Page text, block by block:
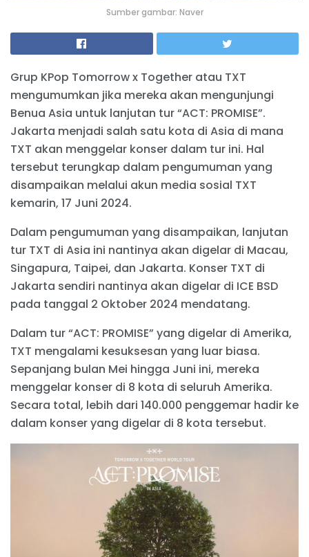
Sumber gambar: Naver
Grup KPop Tomorrow x Together atau TXT
mengumumkan jika mereka akan mengunjungi
Benua Asia untuk lanjutan tur “ACT: PROMISE”.
Jakarta menjadi salah satu kota di Asia di mana
TXT akan menggelar konser dalam tur ini. Hal
tersebut terungkap dalam pengumuman yang
disampaikan melalui akun media sosial TXT
kemarin, 17 Juni 2024.
Dalam pengumuman yang disampaikan, lanjutan
tur TXT di Asia ini nantinya akan digelar di Macau,
Singapura, Taipei, dan Jakarta. Konser TXT di
Jakarta sendiri nantinya akan digelar di ICE BSD
pada tanggal 2 Oktober 2024 mendatang.
Dalam tur “ACT: PROMISE” yang digelar di Amerika,
TXT mengalami kesuksesan yang luar biasa.
Sepanjang bulan Mei hingga Juni ini, mereka
menggelar konser di 8 kota di seluruh Amerika.
Secara total, lebih dari 140.000 penggemar hadir ke
dalam konser yang digelar di 8 kota tersebut.